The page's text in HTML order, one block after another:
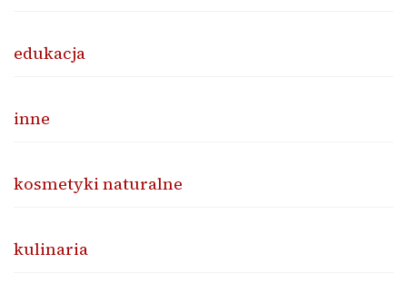
edukacja
inne
kosmetyki naturalne
kulinaria